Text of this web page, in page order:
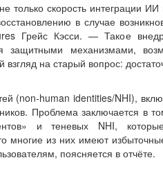
только скорость интеграции
в случае
Грейс Кэсси. — Такое
защитными механизмами,
на старый вопрос:
(non-human identities/NHI),
Проблема заключается в
и теневых NHI,
многие из них имеют
поясняется в отчёте.